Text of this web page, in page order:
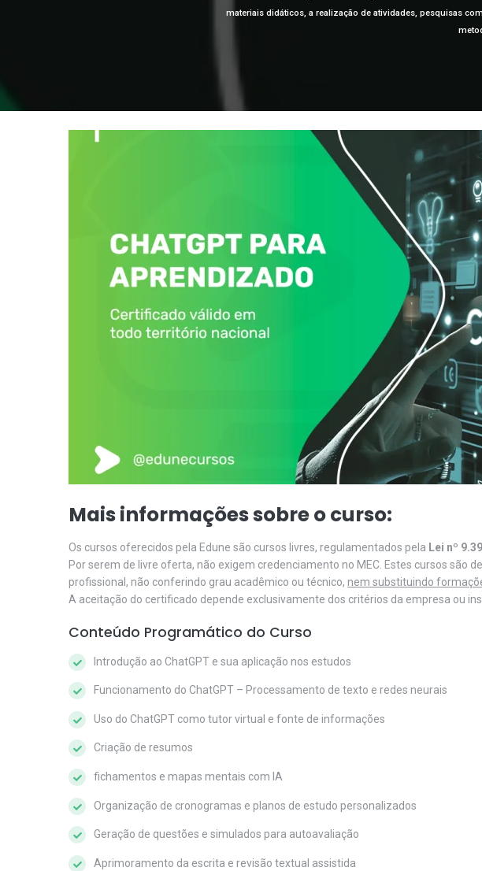
materiais didáticos, a realização de atividades, pesquisas
Mais informações sobre o curso:
Os cursos oferecidos pela Edune são cursos livres, regulamentados pela Lei nº
Por serem de livre oferta, não exigem credenciamento no MEC. Estes cursos são
profissional, não conferindo grau acadêmico ou técnico, nem substituindo
A aceitação do certificado depende exclusivamente dos critérios da empresa ou
Conteúdo Programático do Curso
Introdução ao ChatGPT e sua aplicação nos estudos
Funcionamento do ChatGPT – Processamento de texto e redes neurais
Uso do ChatGPT como tutor virtual e fonte de informações
Criação de resumos
fichamentos e mapas mentais com IA
Organização de cronogramas e planos de estudo personalizados
Geração de questões e simulados para autoavaliação
Aprimoramento da escrita e revisão textual assistida